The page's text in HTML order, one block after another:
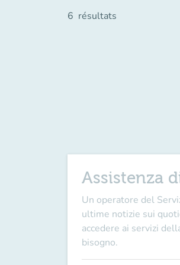
6 résultats
Assistenza
Un operatore del
ultime notizie sui
accedere ai servizi
bisogno.